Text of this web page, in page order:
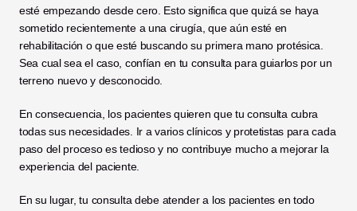
esté empezando desde cero. Esto significa que quizá se haya
sometido recientemente a una cirugía, que aún esté en
rehabilitación o que esté buscando su primera mano protésica.
Sea cual sea el caso, confían en tu consulta para guiarlos por un
terreno nuevo y desconocido.
En consecuencia, los pacientes quieren que tu consulta cubra
todas sus necesidades. Ir a varios clínicos y protetistas para cada
paso del proceso es tedioso y no contribuye mucho a mejorar la
experiencia del paciente.
En su lugar, tu consulta debe atender a los pacientes en todo